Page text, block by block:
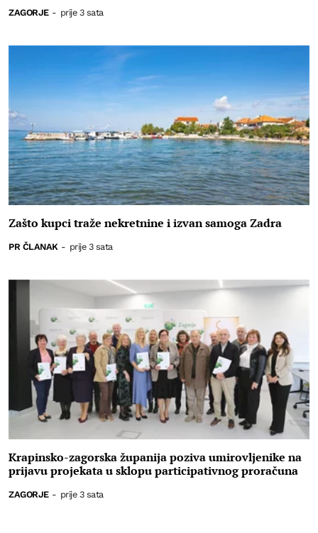
ZAGORJE - prije 3 sata
Zašto kupci traže nekretnine i izvan samoga Zadra
PR ČLANAK - prije 3 sata
Krapinsko-zagorska županija poziva umirovljenike na
prijavu projekata u sklopu participativnog proračuna
ZAGORJE - prije 3 sata